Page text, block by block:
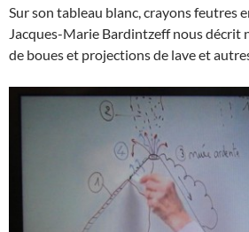
Sur son tableau blanc, crayons feutres
Jacques-Marie Bardintzeff nous décrit
de boues et projections de lave et